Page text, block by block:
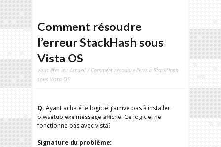
Comment résoudre
l’erreur StackHash sous
Vista OS
Vous êtes ici: Accueil / Comment résoudre l’erreur StackHash
sous Vista OS
Q. Ayant acheté le logiciel j’arrive pas à installer
oiwsetup.exe message affiché. Ce logiciel ne
fonctionne pas avec vista?
Signature du problème: